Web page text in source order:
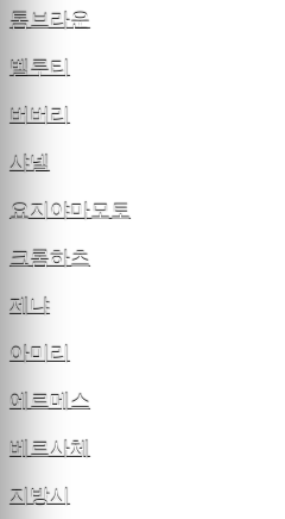
톰브라운
벨루티
버버리
샤넬
요지야마모토
크롬하츠
제냐
아미리
에르메스
베르사체
지방시